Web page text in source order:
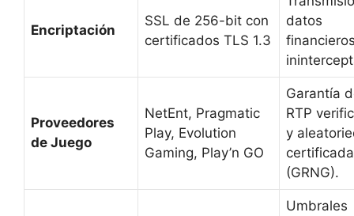
Encriptación
SSL de 256-bit con
certificados TLS 1.3
datos
Proveedores
de Juego
NetEnt, Pragmatic
Play, Evolution
Gaming, Play’n GO
Garantía
RTP
y
certificada
(GRNG).
Umbrales